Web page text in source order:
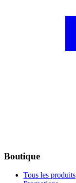
Boutique
Tous les produits